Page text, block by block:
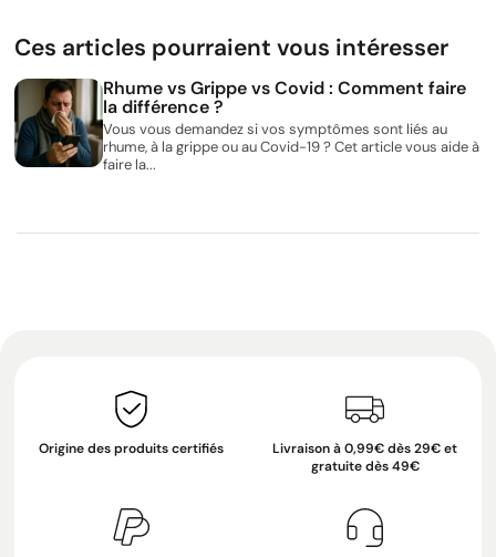
Ces articles pourraient vous intéresser
Rhume vs Grippe vs Covid : Comment faire
la différence ?
Vous vous demandez si vos symptômes sont liés au
rhume, à la grippe ou au Covid-19 ? Cet article vous aide à
faire la...
Origine des produits certifiés
Livraison à 0,99€ dès 29€ et
gratuite dès 49€